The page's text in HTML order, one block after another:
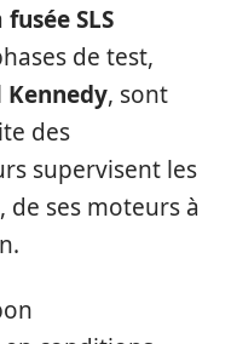
fusée SLS
de test,
, sont
des
supervisent les
de ses moteurs à